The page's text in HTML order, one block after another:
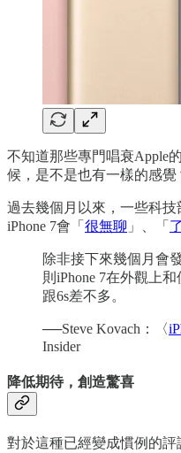
不知道那些專門唱衰Apple
候，是不是也有一樣的感覺
過去幾個月以來，一些科
iPhone 7會「 很無聊 」、「
除非接下來幾個月會
則iPhone 7在外觀上
跟6s差不多。
──Steve Kovach：〈
Insider
降低期待，創造驚喜
對於這種已經變成慣例的